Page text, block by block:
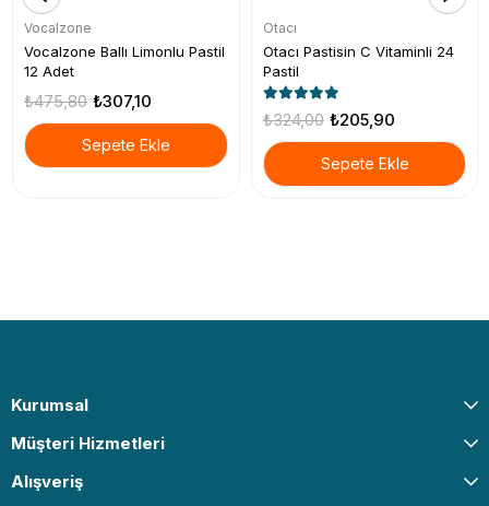
Vocalzone
Vocalzone Ballı Limonlu Pastil
12 Adet
₺307,10
₺475,80
Sepete Ekle
Otacı
Otacı Pastisin C Vitaminli 24
Pastil
₺205,90
₺324,00
Sepete Ekle
Kurumsal
Müşteri Hizmetleri
Alışveriş